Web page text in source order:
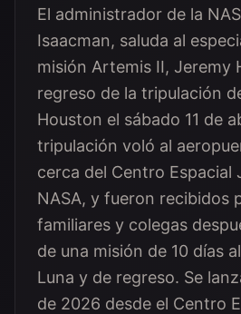
El administrador de la
Isaacman, saluda al
misión Artemis II, Jeremy
regreso de la tripulación
Houston el sábado 11 de
tripulación voló al
cerca del Centro Espacial
NASA, y fueron recibidos
familiares y colegas
de una misión de 10 días
Luna y de regreso. Se
de 2026 desde el Centro